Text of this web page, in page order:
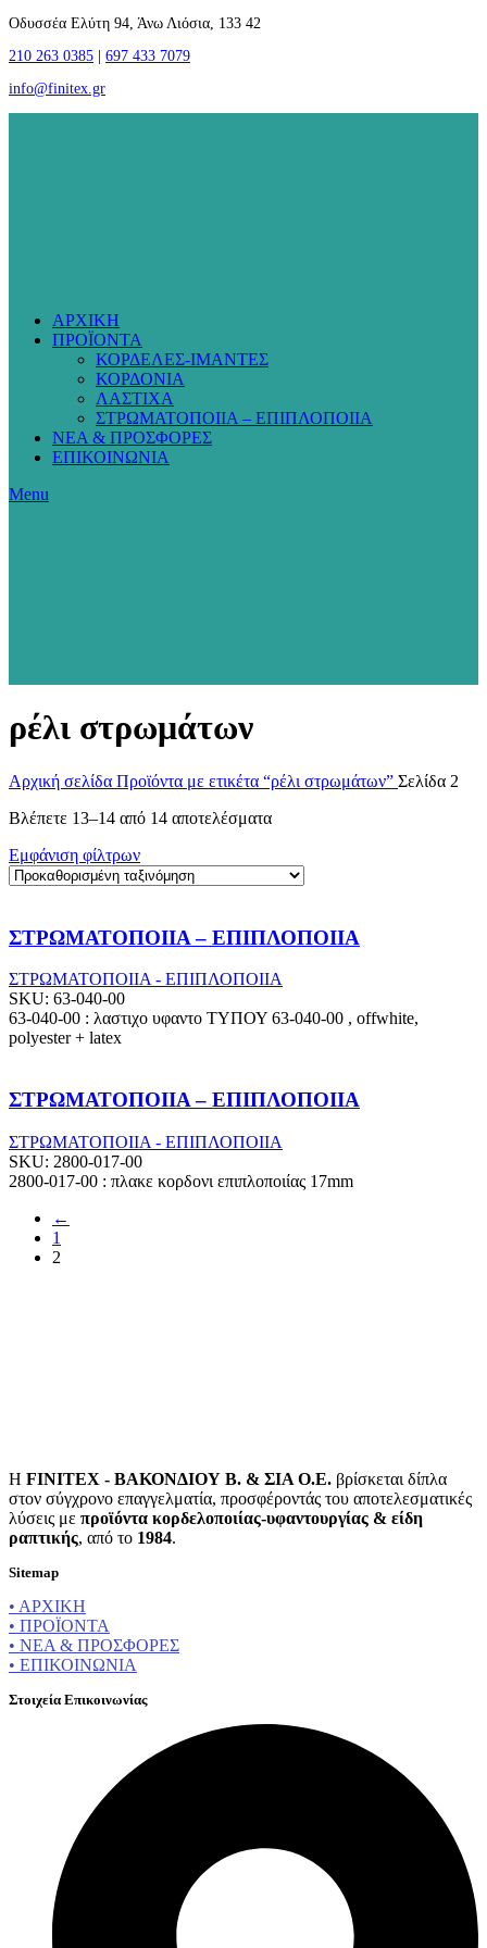
Οδυσσέα Ελύτη 94, Άνω Λιόσια, 133 42
210 263 0385
697 433 7079
info@finitex.gr
ΑΡΧΙΚΗ
ΠΡΟΪΟΝΤΑ
ΚΟΡΔΕΛΕΣ-ΙΜΑΝΤΕΣ
ΚΟΡΔΟΝΙΑ
ΛΑΣΤΙΧΑ
ΣΤΡΩΜΑΤΟΠΟΙΙΑ – ΕΠΙΠΛΟΠΟΙΙΑ
ΝΕΑ & ΠΡΟΣΦΟΡΕΣ
ΕΠΙΚΟΙΝΩΝΙΑ
Menu
ρέλι στρωμάτων
Αρχική σελίδα Προϊόντα με ετικέτα “ρέλι στρωμάτων” Σελίδα 2
Βλέπετε 13–14 από 14 αποτελέσματα
Εμφάνιση φίλτρων
ΣΤΡΩΜΑΤΟΠΟΙΙΑ – ΕΠΙΠΛΟΠΟΙΙΑ
ΣΤΡΩΜΑΤΟΠΟΙΙΑ - ΕΠΙΠΛΟΠΟΙΙΑ
SKU: 63-040-00
63-040-00 : λαστιχο υφαντο ΤΥΠΟΥ 63-040-00 , offwhite,
polyester + latex
ΣΤΡΩΜΑΤΟΠΟΙΙΑ – ΕΠΙΠΛΟΠΟΙΙΑ
ΣΤΡΩΜΑΤΟΠΟΙΙΑ - ΕΠΙΠΛΟΠΟΙΙΑ
SKU: 2800-017-00
2800-017-00 : πλακε κορδονι επιπλοποιίας 17mm
←
1
2
Η FINITEX - ΒΑΚΟΝΔΙΟΥ Β. & ΣΙΑ Ο.Ε. βρίσκεται δίπλα
στον σύγχρονο επαγγελματία, προσφέροντάς του αποτελεσματικές
λύσεις με προϊόντα κορδελοποιίας-υφαντουργίας & είδη
ραπτικής, από το 1984.
Sitemap
• ΑΡΧΙΚΗ
• ΠΡΟΪΟΝΤΑ
• ΝΕΑ & ΠΡΟΣΦΟΡΕΣ
• ΕΠΙΚΟΙΝΩΝΙΑ
Στοιχεία Επικοινωνίας